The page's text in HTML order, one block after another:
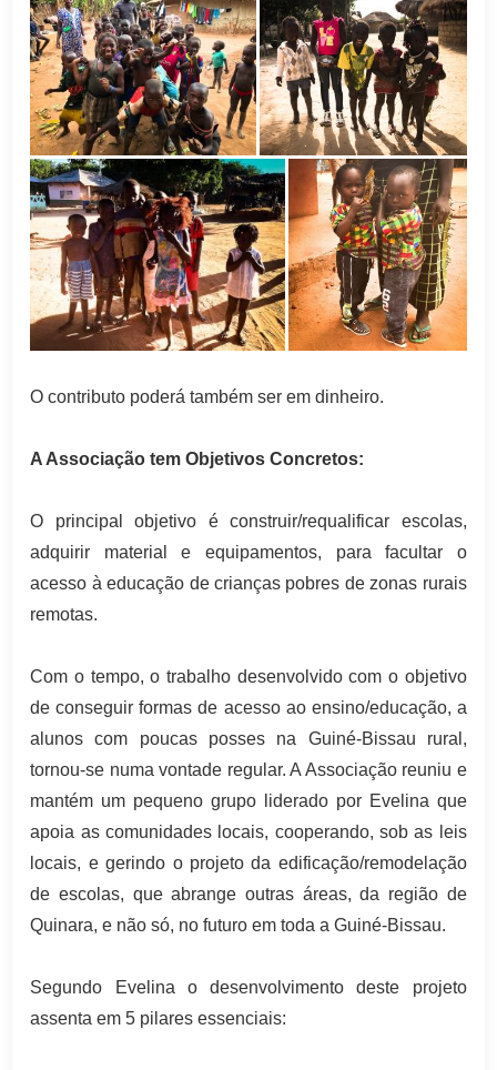
O contributo poderá também ser em dinheiro.
A Associação tem Objetivos Concretos:
O principal objetivo é construir/requalificar escolas,
adquirir material e equipamentos, para facultar o
acesso à educação de crianças pobres de zonas rurais
remotas.
Com o tempo, o trabalho desenvolvido com o objetivo
de conseguir formas de acesso ao ensino/educação, a
alunos com poucas posses na Guiné-Bissau rural,
tornou-se numa vontade regular. A Associação reuniu e
mantém um pequeno grupo liderado por Evelina que
apoia as comunidades locais, cooperando, sob as leis
locais, e gerindo o projeto da edificação/remodelação
de escolas, que abrange outras áreas, da região de
Quinara, e não só, no futuro em toda a Guiné-Bissau.
Segundo Evelina o desenvolvimento deste projeto
assenta em 5 pilares essenciais: